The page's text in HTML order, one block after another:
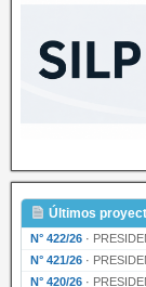
Últimos
N° 422/26 ·
N° 421/26 ·
N° 420/26 ·